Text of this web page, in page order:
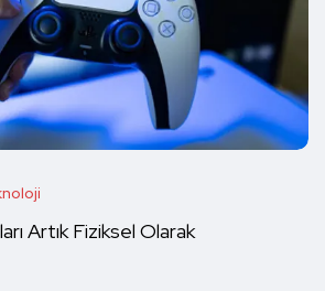
Artık Fiziksel Olarak